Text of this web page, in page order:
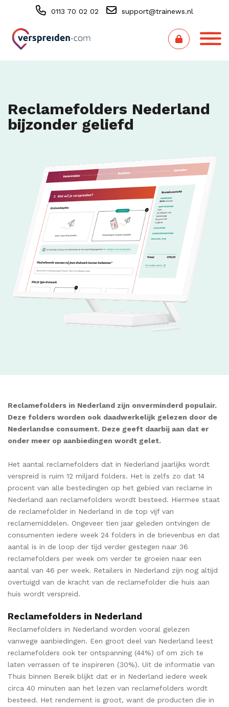
0113 70 02 02 support@trainews.nl
Reclamefolders Nederland
bijzonder geliefd
Reclamefolders in Nederland zijn onverminderd populair.
Deze folders worden ook daadwerkelijk gelezen door de
Nederlandse consument. Deze geeft daarbij aan dat er
onder meer op aanbiedingen wordt gelet.
Het aantal reclamefolders dat in Nederland jaarlijks wordt
verspreid is ruim 12 miljard folders. Het is zelfs zo dat 14
procent van alle bestedingen op het gebied van reclame in
Nederland aan reclamefolders wordt besteed. Hiermee staat
de reclamefolder in Nederland in de top vijf van
reclamemiddelen. Ongeveer tien jaar geleden ontvingen de
consumenten iedere week 24 folders in de brievenbus en dat
aantal is in de loop der tijd verder gestegen naar 36
reclamefolders per week om verder te groeien naar een
aantal van 46 per week. Retailers in Nederland zijn nog altijd
overtuigd van de kracht van de reclamefolder die huis aan
huis wordt verspreid.
Reclamefolders in Nederland
Reclamefolders in Nederland worden vooral gelezen
vanwege aanbiedingen. Een groot deel van Nederland leest
reclamefolders ook ter ontspanning (44%) of om zich te
laten verrassen of te inspireren (30%). Uit de informatie van
Thuis binnen Bereik blijkt dat er in Nederland iedere week
circa 40 minuten aan het lezen van reclamefolders wordt
besteed. Het rendement is groot, want de producten die in